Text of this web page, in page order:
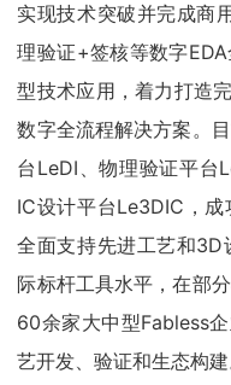
实现技术突破并完成商
理验证+签核等数字
型技术应用，着力打造
数字全流程解决方案。
台LeDI、物理验证平台
IC设计平台Le3DIC，成
全面支持先进工艺和3D
际标杆工具水平，在部
60余家大中型Fabless
艺开发、验证和生态构建